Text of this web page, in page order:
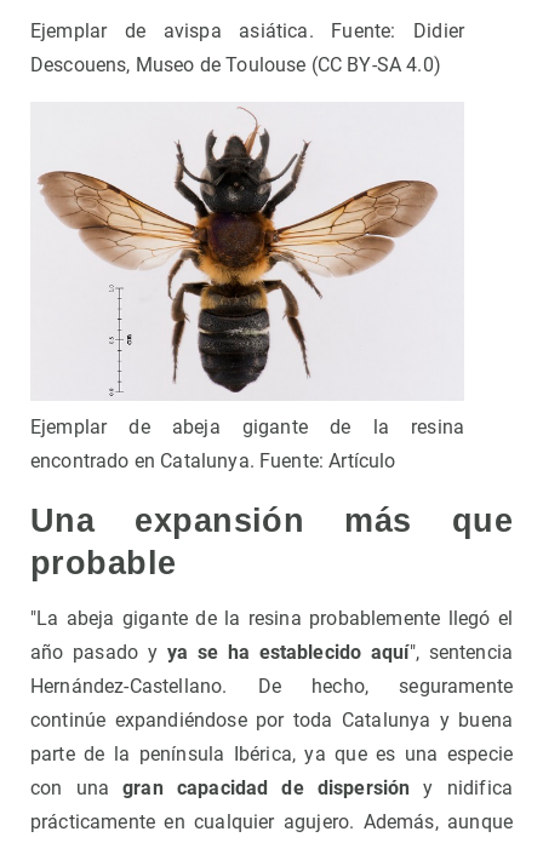
Ejemplar de avispa asiática. Fuente: Didier
Descouens, Museo de Toulouse (CC BY-SA 4.0)
Ejemplar de abeja gigante de la resina
encontrado en Catalunya. Fuente: Artículo
Una expansión más que
probable
"La abeja gigante de la resina probablemente llegó el
año pasado y ya se ha establecido aquí", sentencia
Hernández-Castellano. De hecho, seguramente
continúe expandiéndose por toda Catalunya y buena
parte de la península Ibérica, ya que es una especie
con unagran capacidad de dispersión y nidifica
prácticamente en cualquier agujero. Además, aunque